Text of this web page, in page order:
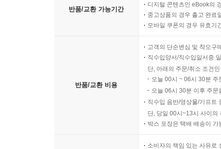
반품/교환 가능기간
디지털 콘텐츠인 eBook의
중고상품의 경우 출고 완료
모바일 쿠폰의 경우 유효기
반품/교환 비용
고객의 단순변심 및 착오구
직수입양서/직수입일서중
단, 아래의 주문/취소 조건
오늘 00시 ~ 06시 30분
오늘 06시 30분 이후 주
직수입 음반/영상물/기프트
단, 당일 00시~13시 사이의
박스 포장은 택배 배송이
소비자의 책임 있는 사유로